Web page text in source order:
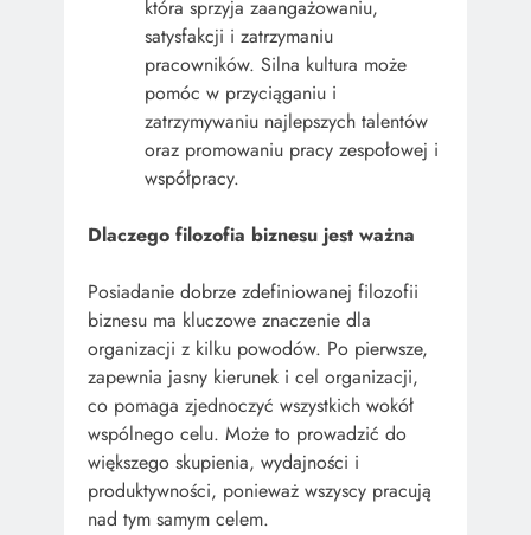
która sprzyja zaangażowaniu,
satysfakcji i zatrzymaniu
pracowników. Silna kultura może
pomóc w przyciąganiu i
zatrzymywaniu najlepszych talentów
oraz promowaniu pracy zespołowej i
współpracy.
Dlaczego filozofia biznesu jest ważna
Posiadanie dobrze zdefiniowanej filozofii
biznesu ma kluczowe znaczenie dla
organizacji z kilku powodów. Po pierwsze,
zapewnia jasny kierunek i cel organizacji,
co pomaga zjednoczyć wszystkich wokół
wspólnego celu. Może to prowadzić do
większego skupienia, wydajności i
produktywności, ponieważ wszyscy pracują
nad tym samym celem.